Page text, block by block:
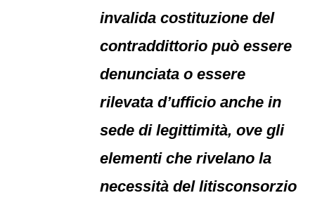
invalida costituzione del
contraddittorio può essere
denunciata o essere
rilevata d’ufficio anche in
sede di legittimità, ove gli
elementi che rivelano la
necessità del litisconsorzio